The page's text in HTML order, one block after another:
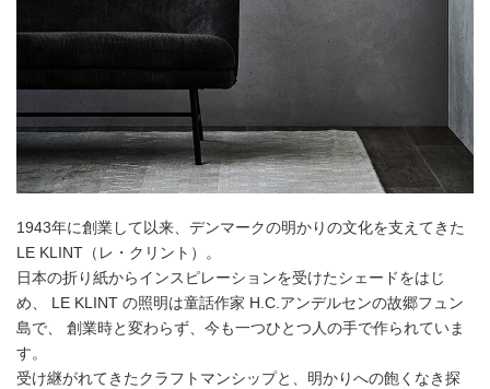
1943年に創業して以来、デンマークの明かりの文化を支えてきた
LE KLINT（レ・クリント）。
日本の折り紙からインスピレーションを受けたシェードをはじ
め、 LE KLINT の照明は童話作家 H.C.アンデルセンの故郷フュン
島で、 創業時と変わらず、今も一つひとつ人の手で作られていま
す。
受け継がれてきたクラフトマンシップと、明かりへの飽くなき探